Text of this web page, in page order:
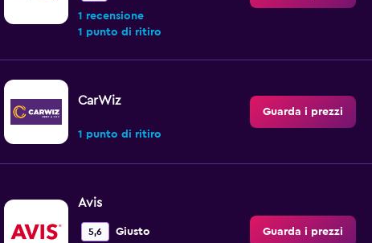
1 recensione
1 punto di ritiro
CarWiz
1 punto di ritiro
Guarda i prezzi
Avis
5,6 Giusto Guarda i prezzi